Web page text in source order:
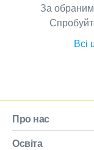
За
Всі
Про нас
Освіта